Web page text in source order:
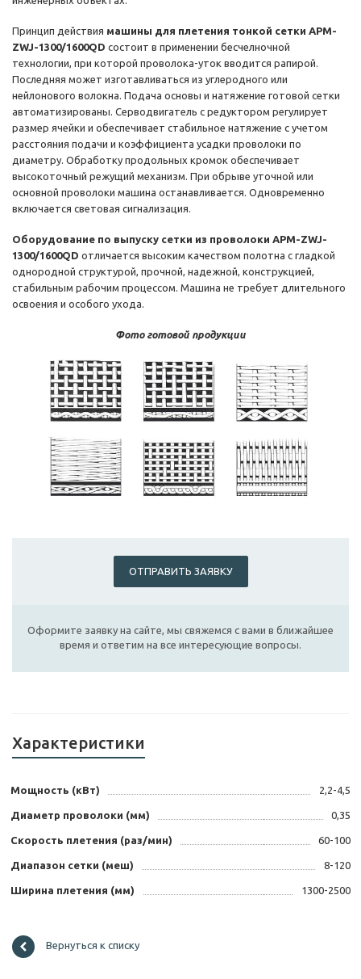
Принцип действия машины для плетения тонкой сетки APM-
ZWJ-1300/1600QD состоит в применении бесчелночной
технологии, при которой проволока-уток вводится рапирой.
Последняя может изготавливаться из углеродного или
нейлонового волокна. Подача основы и натяжение готовой сетки
автоматизированы. Серводвигатель с редуктором регулирует
размер ячейки и обеспечивает стабильное натяжение с учетом
расстояния подачи и коэффициента усадки проволоки по
диаметру. Обработку продольных кромок обеспечивает
высокоточный режущий механизм. При обрыве уточной или
основной проволоки машина останавливается. Одновременно
включается световая сигнализация.
Оборудование по выпуску сетки из проволоки APM-ZWJ-
1300/1600QD отличается высоким качеством полотна с гладкой
однородной структурой, прочной, надежной, конструкцией,
стабильным рабочим процессом. Машина не требует длительного
освоения и особого ухода.
Фото готовой продукции
ОТПРАВИТЬ ЗАЯВКУ
Оформите заявку на сайте, мы свяжемся с вами в ближайшее
время и ответим на все интересующие вопросы.
Характеристики
Мощность (кВт) 2,2-4,5
Диаметр проволоки (мм) 0,35
Скорость плетения (раз/мин) 60-100
Диапазон сетки (меш) 8-120
Ширина плетения (мм) 1300-2500
Вернуться к списку